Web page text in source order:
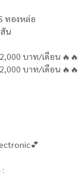
ทองหล่อ
น
บาท/เดือน 🔥🔥
บาท/เดือน 🔥🔥